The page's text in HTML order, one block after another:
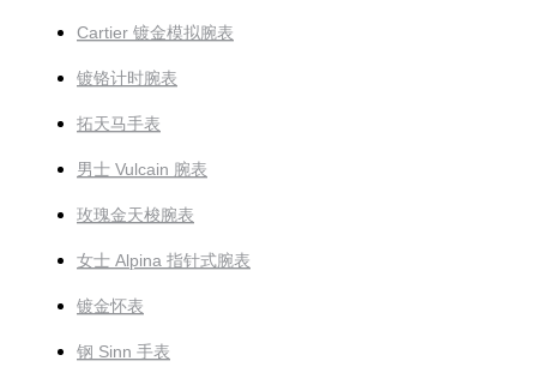
Cartier 镀金模拟腕表
镀铬计时腕表
拓天马手表
男士 Vulcain 腕表
玫瑰金天梭腕表
女士 Alpina 指针式腕表
镀金怀表
钢 Sinn 手表